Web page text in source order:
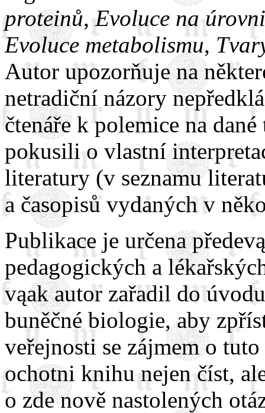
proteinů,Evoluce na
Evoluce metabolismu,
Autor upozorňuje na
netradiční názory
čtenáře k polemice na
pokusili o vlastní
literatury (v seznamu
a časopisů vydaných v
Publikace je určena
pedagogických a
vąak autor zařadil do
buněčné biologie, aby
veřejnosti se zájmem o
ochotni knihu nejen číst,
o zde nově nastolených